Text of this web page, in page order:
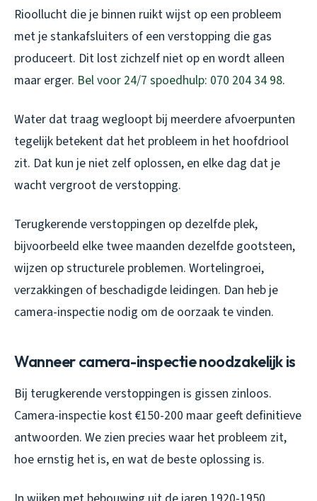
Rioollucht die je binnen ruikt wijst op een probleem
met je stankafsluiters of een verstopping die gas
produceert. Dit lost zichzelf niet op en wordt alleen
maar erger. Bel voor 24/7 spoedhulp: 070 204 34 98.
Water dat traag wegloopt bij meerdere afvoerpunten
tegelijk betekent dat het probleem in het hoofdriool
zit. Dat kun je niet zelf oplossen, en elke dag dat je
wacht vergroot de verstopping.
Terugkerende verstoppingen op dezelfde plek,
bijvoorbeeld elke twee maanden dezelfde gootsteen,
wijzen op structurele problemen. Wortelingroei,
verzakkingen of beschadigde leidingen. Dan heb je
camera-inspectie nodig om de oorzaak te vinden.
Wanneer camera-inspectie noodzakelijk is
Bij terugkerende verstoppingen is gissen zinloos.
Camera-inspectie kost €150-200 maar geeft definitieve
antwoorden. We zien precies waar het probleem zit,
hoe ernstig het is, en wat de beste oplossing is.